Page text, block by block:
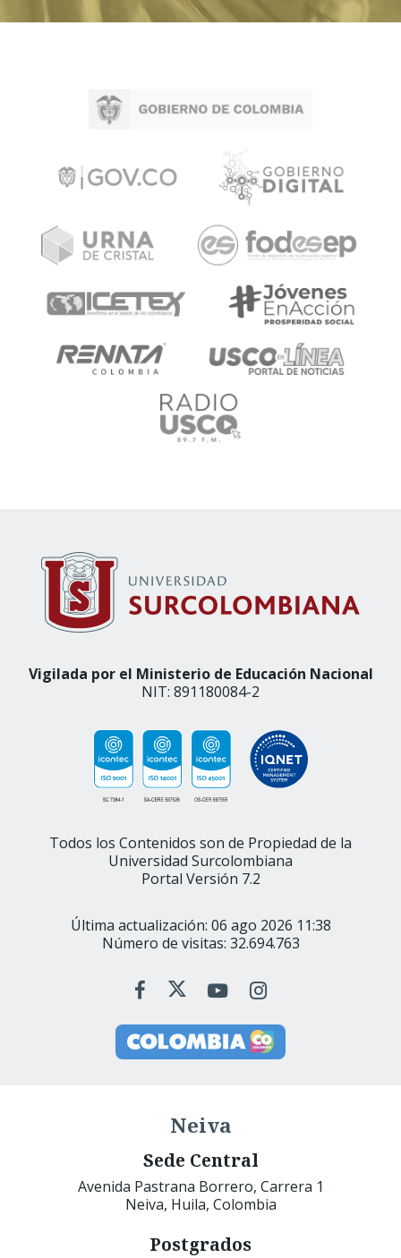
Vigilada por el Ministerio de Educación Nacional
NIT: 891180084-2
Todos los Contenidos son de Propiedad de la
Universidad Surcolombiana
Portal Versión 7.2
Última actualización: 06 ago 2026 11:38
Número de visitas: 32.694.763
Neiva
Sede Central
Avenida Pastrana Borrero, Carrera 1
Neiva, Huila, Colombia
Postgrados